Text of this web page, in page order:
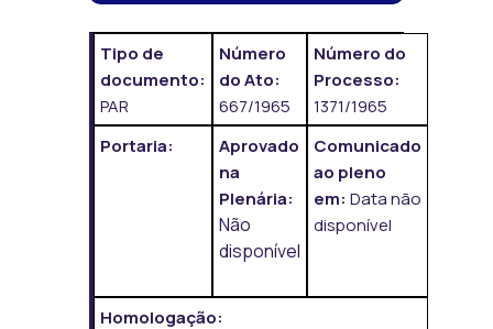
Tipo de
documento:
PAR
Número
do Ato:
667/1965
Número do
Processo:
1371/1965
Portaria:
Aprovado
na
Plenária:
Não
disponível
Comunicado
ao pleno
em: Data não
disponível
Homologação: